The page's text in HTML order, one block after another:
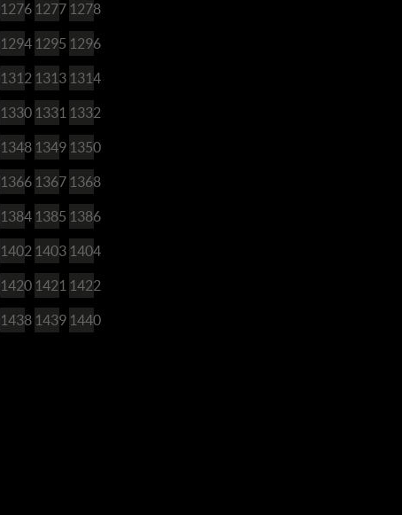
1276 1277 1278
1294 1295 1296
1312 1313 1314
1330 1331 1332
1348 1349 1350
1366 1367 1368
1384 1385 1386
1402 1403 1404
1420 1421 1422
1438 1439 1440